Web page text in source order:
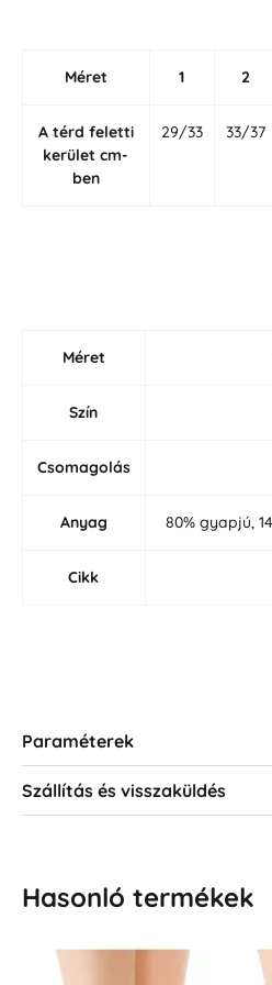
Méret 1 2
A térd feletti
kerület cm-
ben
29/33 33/37
Méret
Szín
Csomagolás
Anyag 80% gyapjú,
Cikk
Paraméterek
Szállítás és visszaküldés
Hasonló termékek